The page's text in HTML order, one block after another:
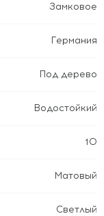
Замковое
Германия
Под дерево
Водостойкий
10
Матовый
Светлый